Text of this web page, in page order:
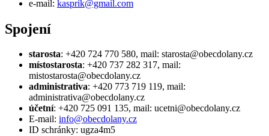
e-mail: kasprik@gmail.com
Spojení
starosta: +420 724 770 580, mail: starosta@obecdolany.cz
místostarosta: +420 737 282 317, mail:
mistostarosta@obecdolany.cz
administrativa: +420 773 719 119, mail:
administrativa@obecdolany.cz
účetní: +420 725 091 135, mail: ucetni@obecdolany.cz
E-mail: info@obecdolany.cz
ID schránky: ugza4m5